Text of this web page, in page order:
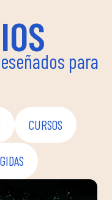
para
CURSOS